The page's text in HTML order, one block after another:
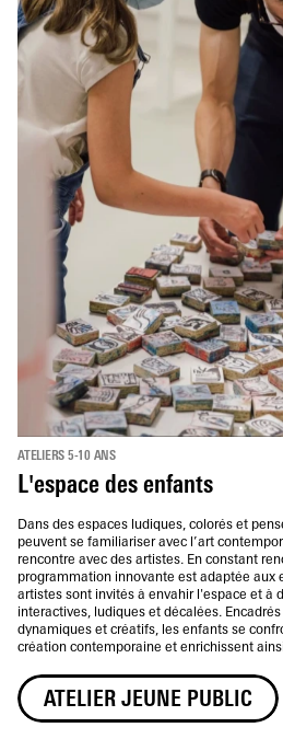
ATELIERS 5-10 ANS
L'espace des enfants
Dans des espaces ludiques, colorés et
peuvent se familiariser avec l’art
rencontre avec des artistes. En constant
programmation innovante est adaptée aux
artistes sont invités à envahir l'espace et à
interactives, ludiques et décalées.
dynamiques et créatifs, les enfants se
création contemporaine et enrichissent
ATELIER JEUNE PUBLIC